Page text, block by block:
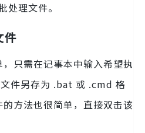
处理文件。
件
只需在记事本中输入希望执
件另存为 .bat 或 .cmd 格
方法也很简单，直接双击该